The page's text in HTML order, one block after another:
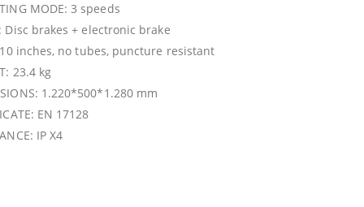
MODE: 3 speeds
Disc brakes + electronic brake
10 inches, no tubes, puncture resistant
23.4 kg
1.220*500*1.280 mm
EN 17128
IP X4